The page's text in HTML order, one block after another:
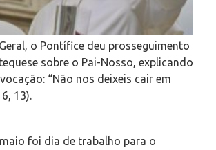
o Pontífice deu prosseguimento
sobre o Pai-Nosso, explicando
“Não nos deixeis cair em
13).
foi dia de trabalho para o